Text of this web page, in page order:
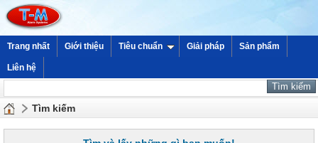
Trang nhất Giới thiệu Tiêu chuẩn Giải pháp Sản phẩm
Liên hệ
Tìm kiếm